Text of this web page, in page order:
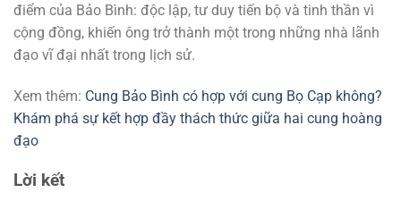
điểm của Bảo Bình: độc lập, tư duy tiến bộ và tinh thần vì
cộng đồng, khiến ông trở thành một trong những nhà lãnh
đạo vĩ đại nhất trong lịch sử.
Xem thêm: Cung Bảo Bình có hợp với cung Bọ Cạp không?
Khám phá sự kết hợp đầy thách thức giữa hai cung hoàng
đạo
Lời kết